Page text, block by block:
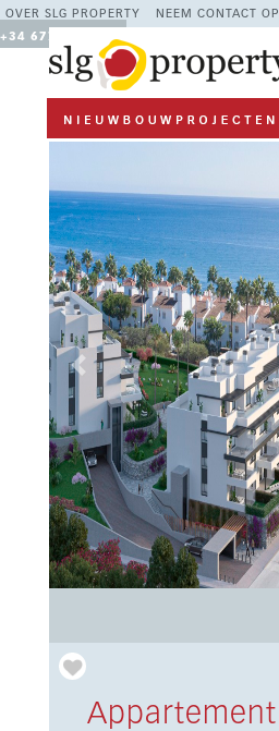
OVER SLG PROPERTY NEEM CONTACT OP
+34 677 670 480
Previous
Appartement